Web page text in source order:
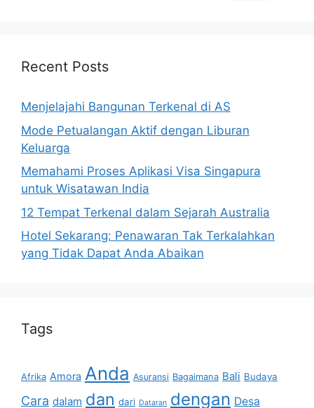
Recent Posts
Menjelajahi Bangunan Terkenal di AS
Mode Petualangan Aktif dengan Liburan
Keluarga
Memahami Proses Aplikasi Visa Singapura
untuk Wisatawan India
12 Tempat Terkenal dalam Sejarah Australia
Hotel Sekarang: Penawaran Tak Terkalahkan
yang Tidak Dapat Anda Abaikan
Tags
Afrika Amora Anda Asuransi Bagaimana Bali Budaya
Cara dalam dan dari Dataran dengan Desa